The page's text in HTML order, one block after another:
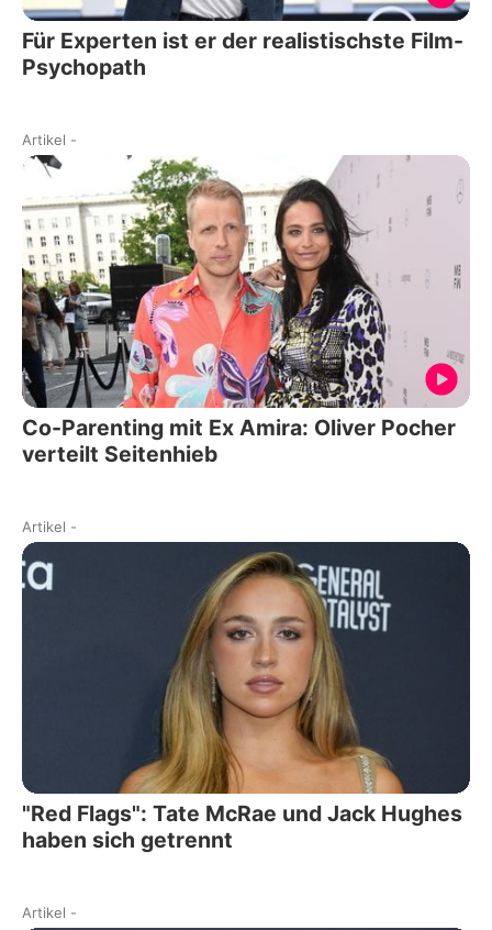
Für Experten ist er der realistischste Film-
Psychopath
Artikel -
Co-Parenting mit Ex Amira: Oliver Pocher
verteilt Seitenhieb
Artikel -
"Red Flags": Tate McRae und Jack Hughes
haben sich getrennt
Artikel -